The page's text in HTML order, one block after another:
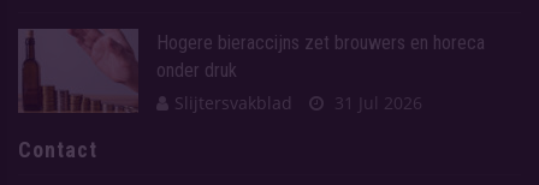
Hogere bieraccijns zet brouwers en horeca
onder druk
Slijtersvakblad
31 Jul 2026
Contact